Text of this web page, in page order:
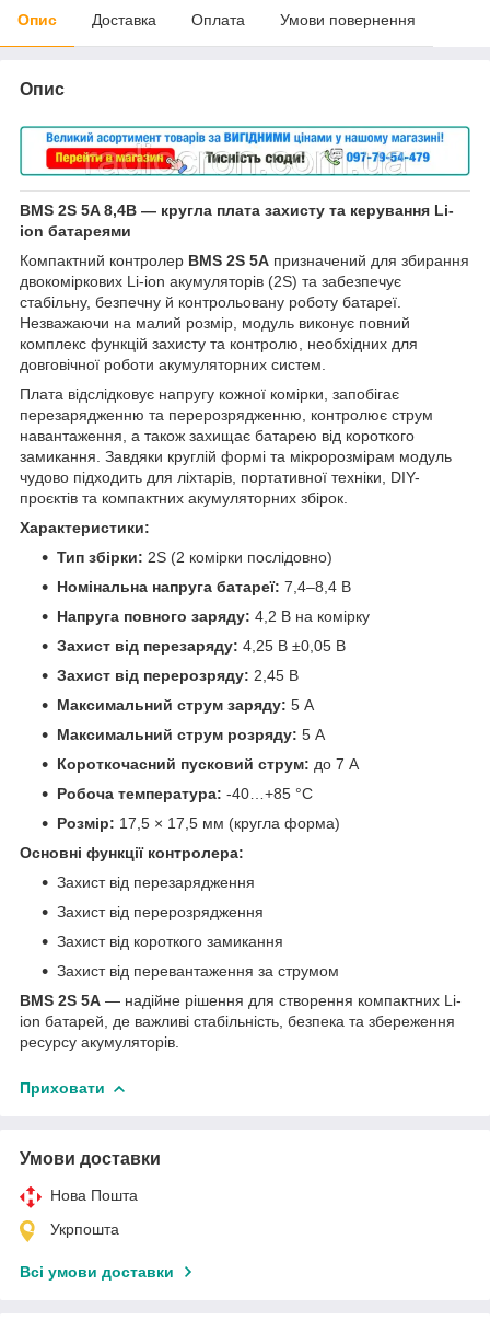
Опис Доставка Оплата Умови повернення
Опис
BMS 2S 5A 8,4В — кругла плата захисту та керування Li-
ion батареями
Компактний контролер BMS 2S 5A призначений для збирання
двокоміркових Li-ion акумуляторів (2S) та забезпечує
стабільну, безпечну й контрольовану роботу батареї.
Незважаючи на малий розмір, модуль виконує повний
комплекс функцій захисту та контролю, необхідних для
довговічної роботи акумуляторних систем.
Плата відслідковує напругу кожної комірки, запобігає
перезарядженню та перерозрядженню, контролює струм
навантаження, а також захищає батарею від короткого
замикання. Завдяки круглій формі та мікророзмірам модуль
чудово підходить для ліхтарів, портативної техніки, DIY-
проєктів та компактних акумуляторних збірок.
Характеристики:
Тип збірки: 2S (2 комірки послідовно)
Номінальна напруга батареї: 7,4–8,4 В
Напруга повного заряду: 4,2 В на комірку
Захист від перезаряду: 4,25 В ±0,05 В
Захист від перерозряду: 2,45 В
Максимальний струм заряду: 5 А
Максимальний струм розряду: 5 А
Короткочасний пусковий струм: до 7 А
Робоча температура: -40…+85 °C
Розмір: 17,5 × 17,5 мм (кругла форма)
Основні функції контролера:
Захист від перезарядження
Захист від перерозрядження
Захист від короткого замикання
Захист від перевантаження за струмом
BMS 2S 5A — надійне рішення для створення компактних Li-
ion батарей, де важливі стабільність, безпека та збереження
ресурсу акумуляторів.
Приховати
Умови доставки
Нова Пошта
Укрпошта
Всі умови доставки